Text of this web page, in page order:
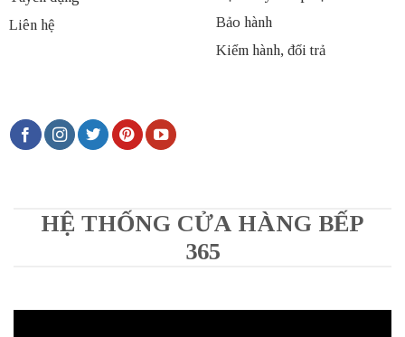
Liên hệ
Bảo hành
Kiểm hành, đổi trả
HỆ THỐNG CỬA HÀNG BẾP
365